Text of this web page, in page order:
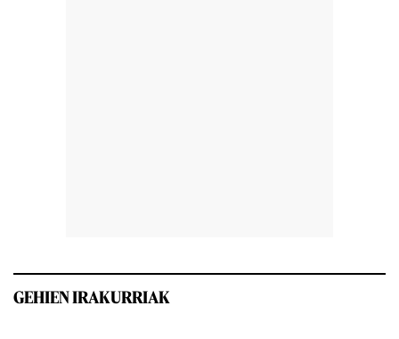
GEHIEN IRAKURRIAK